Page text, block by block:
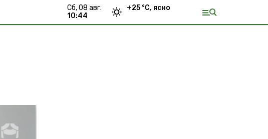
сб, 08 авг.
10:44
+25 °С, ясно